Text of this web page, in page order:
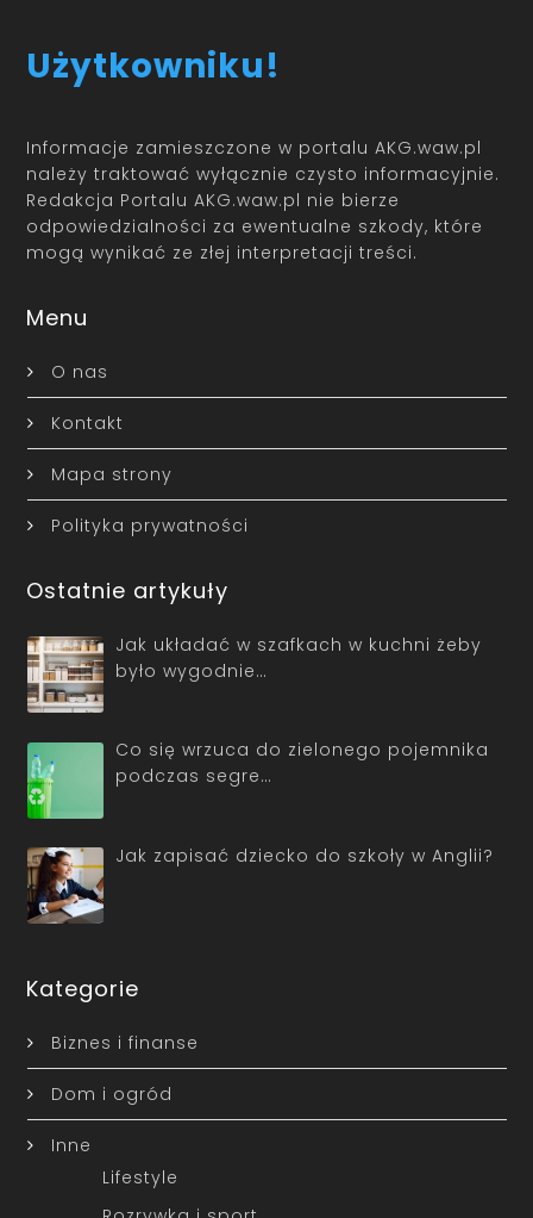
Użytkowniku!
Informacje zamieszczone w portalu AKG.waw.pl
należy traktować wyłącznie czysto informacyjnie.
Redakcja Portalu AKG.waw.pl nie bierze
odpowiedzialności za ewentualne szkody, które
mogą wynikać ze złej interpretacji treści.
Menu
O nas
Kontakt
Mapa strony
Polityka prywatności
Ostatnie artykuły
Jak układać w szafkach w kuchni żeby
było wygodnie…
Co się wrzuca do zielonego pojemnika
podczas segre…
Jak zapisać dziecko do szkoły w Anglii?
Kategorie
Biznes i finanse
Dom i ogród
Inne
Lifestyle